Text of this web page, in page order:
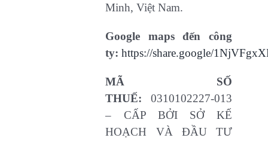
Minh, Việt Nam.
Google maps đến công
ty: https://share.google/
MÃ SỐ
THUẾ: 0310102227-013
– CẤP BỞI SỞ KẾ
HOẠCH VÀ ĐẦU TƯ